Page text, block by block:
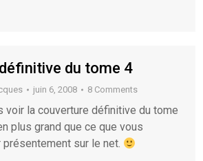
du tome 4
juin 6, 2008 8 Comments
voir la couverture définitive du tome
plus grand que ce que vous
sur le net.